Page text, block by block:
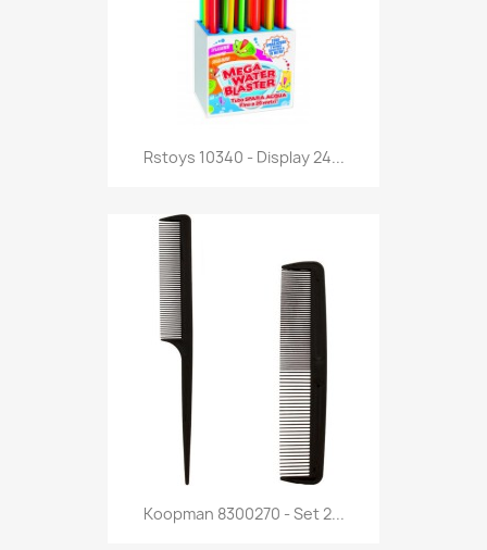
Anteprima
Rstoys 10340 - Display 24...
Anteprima
Koopman 8300270 - Set 2...